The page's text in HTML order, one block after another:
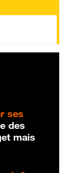
ses
des
mais